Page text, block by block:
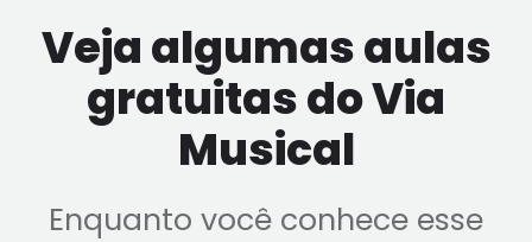
Veja algumas aulas
gratuitas do Via
Musical
Enquanto você conhece esse